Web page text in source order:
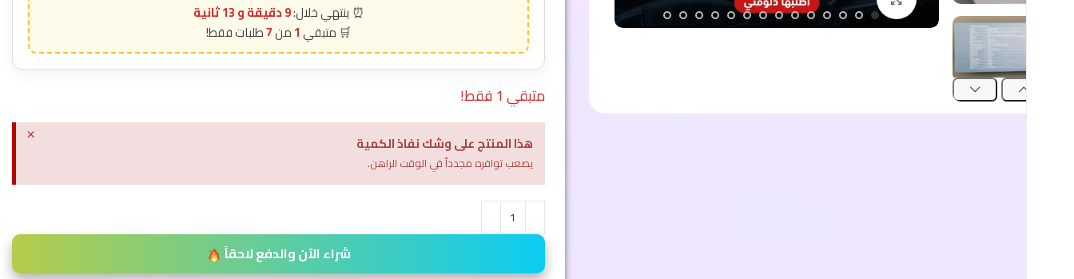
9 دقيقة و 11 ثانية
1
7
متبقي 1 فقط!
هذا المنتج على وشك نفاذ الكمية
يصعب توافره مجدداً في الوقت الراهن.
×
شراء الآن والدفع لاحقاً